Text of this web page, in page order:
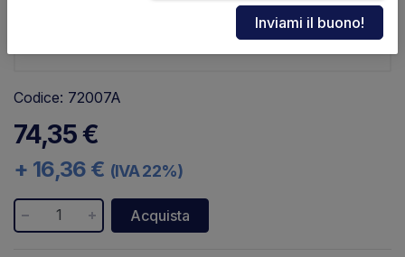
Codice: 72007A
74,35 €
+ 16,36 € (IVA 22%)
Acquista